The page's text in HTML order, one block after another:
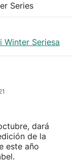
Series
Winter Seriesa
dará
de la
este año